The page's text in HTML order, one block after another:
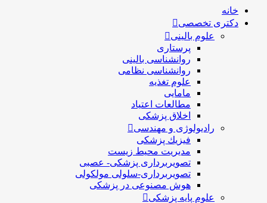
خانه
دکتری تخصصی
علوم بالینی
پرستاری
روانشناسی بالینی
روانشناسی نظامی
علوم تغذیه
مامایی
مطالعات اعتیاد
اخلاق پزشکی
رادیولوژی و مهندسی
فيزيك پزشکی
مدیریت محیط زیست
تصویربرداری پزشکی- عصبی
تصویربرداری-سلولی مولکولی
هوش مصنوعی در پزشکی
علوم پایه پزشکی